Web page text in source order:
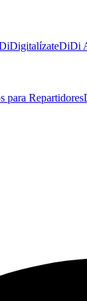
DiDi
para Repartidores